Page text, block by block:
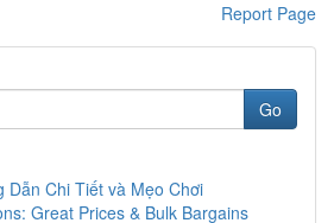
Report Page
Go
Dẫn Chi Tiết và Mẹo Chơi
Great Prices & Bulk Bargains